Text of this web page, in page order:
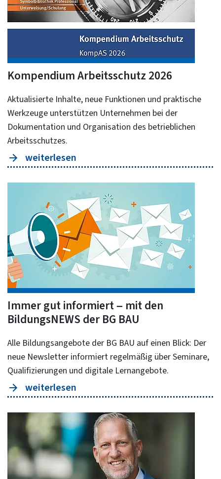
sicherheitstechnischen Betreuung einsehen
Kompendium Arbeitsschutz 2026
Aktualisierte Inhalte, neue Funktionen und praktische
Werkzeuge unterstützen Unternehmen bei der
Dokumentation und Organisation des betrieblichen
Arbeitsschutzes.
weiterlesen
Immer gut informiert – mit den
BildungsNEWS der BG BAU
Alle Bildungsangebote der BG BAU auf einen Blick: Der
neue Newsletter informiert regelmäßig über Seminare,
Qualifizierungen und digitale Lernangebote.
weiterlesen